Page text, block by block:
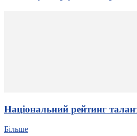
Національний рейтинг
Більше